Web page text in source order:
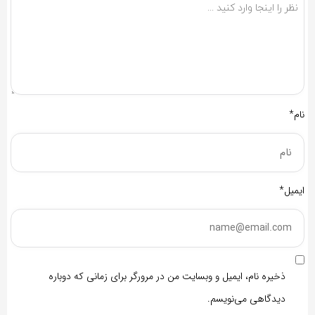
نام*
ایمیل*
ذخیره نام، ایمیل و وبسایت من در مرورگر برای زمانی که دوباره
دیدگاهی می‌نویسم.